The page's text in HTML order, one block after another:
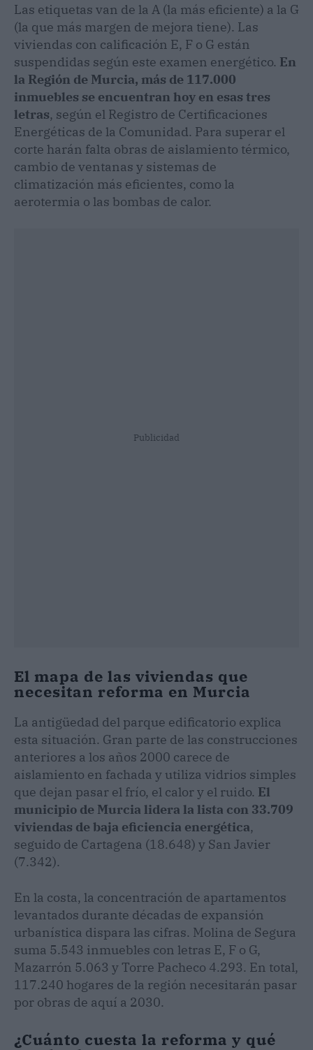
Las etiquetas van de la A (la más eficiente) a la G
(la que más margen de mejora tiene). Las
viviendas con calificación E, F o G están
suspendidas según este examen energético. En
la Región de Murcia, más de 117.000
inmuebles se encuentran hoy en esas tres
letras, según el Registro de Certificaciones
Energéticas de la Comunidad. Para superar el
corte harán falta obras de aislamiento térmico,
cambio de ventanas y sistemas de
climatización más eficientes, como la
aerotermia o las bombas de calor.
Publicidad
El mapa de las viviendas que
necesitan reforma en Murcia
La antigüedad del parque edificatorio explica
esta situación. Gran parte de las construcciones
anteriores a los años 2000 carece de
aislamiento en fachada y utiliza vidrios simples
que dejan pasar el frío, el calor y el ruido. El
municipio de Murcia lidera la lista con 33.709
viviendas de baja eficiencia energética,
seguido de Cartagena (18.648) y San Javier
(7.342).
En la costa, la concentración de apartamentos
levantados durante décadas de expansión
urbanística dispara las cifras. Molina de Segura
suma 5.543 inmuebles con letras E, F o G,
Mazarrón 5.063 y Torre Pacheco 4.293. En total,
117.240 hogares de la región necesitarán pasar
por obras de aquí a 2030.
¿Cuánto cuesta la reforma y qué